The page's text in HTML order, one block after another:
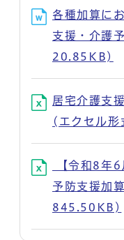
各種加算に
支援・介護
20.85KB)
居宅介護支
(エクセル
【令和8年6
予防支援加
845.50KB)